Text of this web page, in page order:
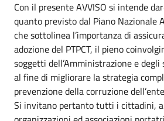
Con il presente AVVISO si intende
quanto previsto dal Piano Nazionale
che sottolinea l’importanza di
adozione del PTPCT, il pieno
soggetti dell’Amministrazione e
al fine di migliorare la strategia
prevenzione della corruzione
Si invitano pertanto tutti i cittadini,